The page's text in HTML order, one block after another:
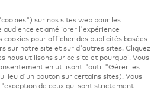
et
sur nos sites web pour les
et améliorer l'expérience
pour afficher des publicités basées
sur notre site et sur d'autres sites. Cliquez
nous utilisons sur ce site et pourquoi. Vous
en utilisant l'outil "Gérer les
lieu d'un bouton sur certains sites). Vous
de ceux qui sont strictement